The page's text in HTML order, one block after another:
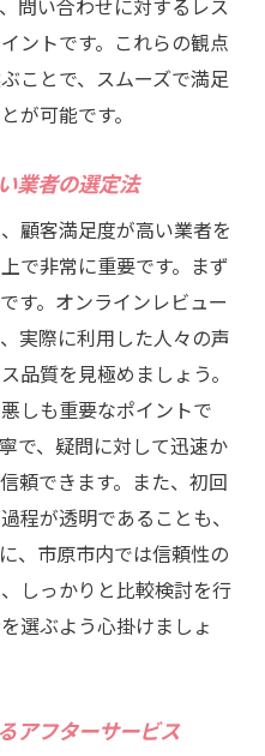
ントです。これらの観点
ことで、スムーズで満足
が可能です。
業者の選定法
顧客満足度が高い業者を
で非常に重要です。まず
す。オンラインレビュー
実際に利用した人々の声
品質を見極めましょう。
しも重要なポイントで
で、疑問に対して迅速か
頼できます。また、初回
程が透明であることも、
、市原市内では信頼性の
しっかりと比較検討を行
選ぶよう心掛けましょ
アフターサービス